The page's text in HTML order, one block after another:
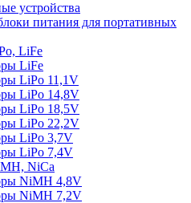
устройства
питания для портативных
LiFe
LiFe
LiPo 11,1V
LiPo 14,8V
LiPo 18,5V
LiPo 22,2V
LiPo 3,7V
LiPo 7,4V
NiCa
NiMH 4,8V
NiMH 7,2V